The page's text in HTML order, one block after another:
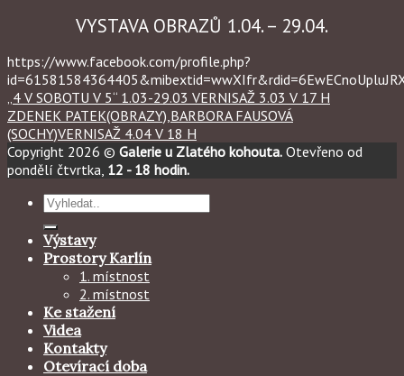
VYSTAVA OBRAZŮ 1.04. – 29.04.
https://www.facebook.com/profile.php?
„4 V SOBOTU V 5“ 1.03-29.03 VERNISAŽ 3.03 V 17 H
ZDENEK PATEK(OBRAZY),BARBORA FAUSOVÁ
(SOCHY)VERNISAŽ 4.04 V 18 H
Copyright 2026 © Galerie u Zlatého kohouta. Otevřeno od
pondělí čtvrtka, 12 - 18 hodin.
Hledat:
Výstavy
Prostory Karlín
1. místnost
2. místnost
Ke stažení
Videa
Kontakty
Otevírací doba